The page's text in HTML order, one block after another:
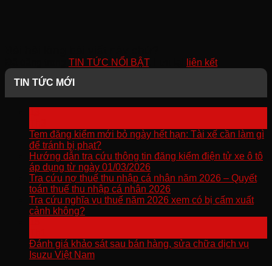
TIN TỨC NỔI BẬT. Lưu lại liên kết.
TIN TỨC MỚI
Tem đăng kiểm mới bỏ ngày hết hạn: Tài xế cần làm gì
để tránh bị phạt?
Hướng dẫn tra cứu thông tin đăng kiểm điện tử xe ô tô
áp dụng từ ngày 01/03/2026
Tra cứu nợ thuế thu nhập cá nhân năm 2026 – Quyết
toán thuế thu nhập cá nhân 2026
Tra cứu nghĩa vụ thuế năm 2026 xem có bị cấm xuất
cảnh không?
Đánh giá khảo sát sau bán hàng, sửa chữa dịch vụ
Isuzu Việt Nam